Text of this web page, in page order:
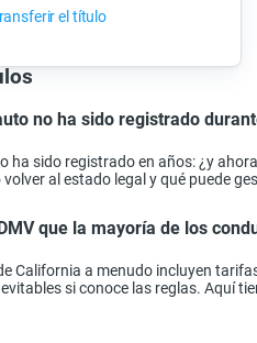
el título
no ha sido registrado
ha sido registrado en años: ¿y
volver al estado legal y qué puede
que la mayoría de los
California a menudo incluyen
si conoce las reglas. Aquí